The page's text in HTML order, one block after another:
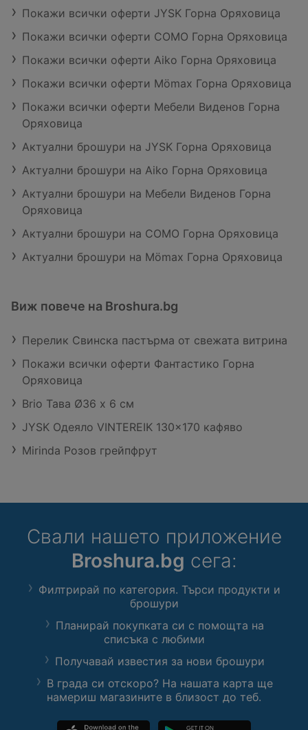
Покажи всички оферти JYSK Горна Оряховица
Покажи всички оферти COMO Горна Оряховица
Покажи всички оферти Aiko Горна Оряховица
Покажи всички оферти Mömax Горна Оряховица
Покажи всички оферти Мебели Виденов Горна
Оряховица
Актуални брошури на JYSK Горна Оряховица
Актуални брошури на Aiko Горна Оряховица
Актуални брошури на Мебели Виденов Горна
Оряховица
Актуални брошури на COMO Горна Оряховица
Актуални брошури на Mömax Горна Оряховица
Виж повече на Broshura.bg
Перелик Свинска пастърма от свежата витрина
Покажи всички оферти Фантастико Горна
Оряховица
Brio Тава Ø36 х 6 см
JYSK Одеяло VINTEREIK 130x170 кафяво
Mirinda Розов грейпфрут
Свали нашето приложение
Broshura.bg сега:
Филтрирай по категория. Търси продукти и
брошури
Планирай покупката си с помощта на
списъка с любими
Получавай известия за нови брошури
В града си отскоро? На нашата карта ще
намериш магазините в близост до теб.